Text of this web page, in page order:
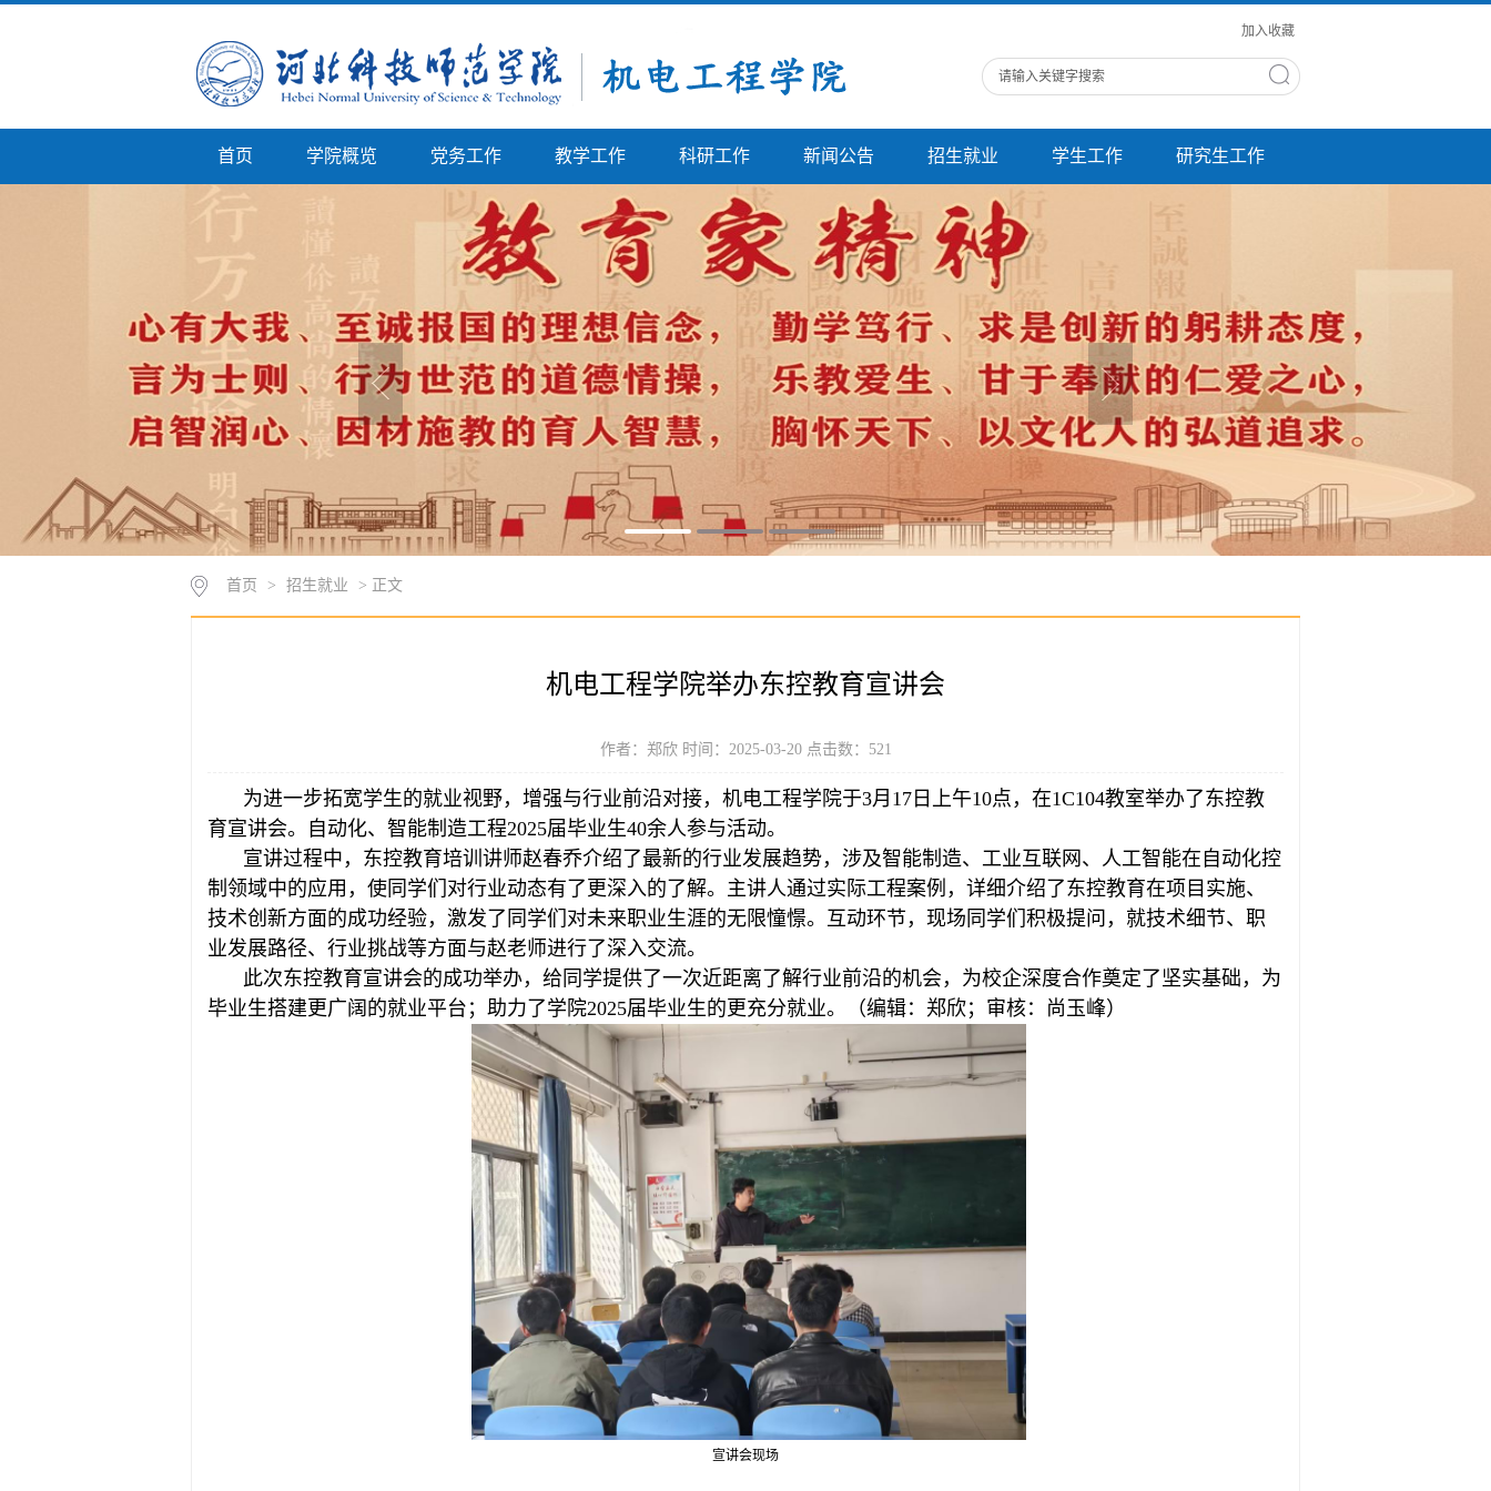
加入收藏
首页 学院概览 党务工作 教学工作 科研工作 新闻公告 招生就业 学生工作 研究生工作
首页 > 招生就业 > 正文
机电工程学院举办东控教育宣讲会
作者：郑欣 时间：2025-03-20 点击数： 521
为进一步拓宽学生的就业视野，增强与行业前沿对接，机电工程学院于3月17日上午10点，在1C104教室举办了东控教
育宣讲会。自动化、智能制造工程2025届毕业生40余人参与活动。
宣讲过程中，东控教育培训讲师赵春乔介绍了最新的行业发展趋势，涉及智能制造、工业互联网、人工智能在自动化控
制领域中的应用，使同学们对行业动态有了更深入的了解。主讲人通过实际工程案例，详细介绍了东控教育在项目实施、
技术创新方面的成功经验，激发了同学们对未来职业生涯的无限憧憬。互动环节，现场同学们积极提问，就技术细节、职
业发展路径、行业挑战等方面与赵老师进行了深入交流。
此次东控教育宣讲会的成功举办，给同学提供了一次近距离了解行业前沿的机会，为校企深度合作奠定了坚实基础，为
毕业生搭建更广阔的就业平台；助力了学院2025届毕业生的更充分就业。（编辑：郑欣；审核：尚玉峰）
宣讲会现场